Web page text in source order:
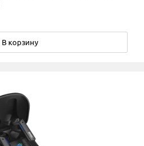
В корзину